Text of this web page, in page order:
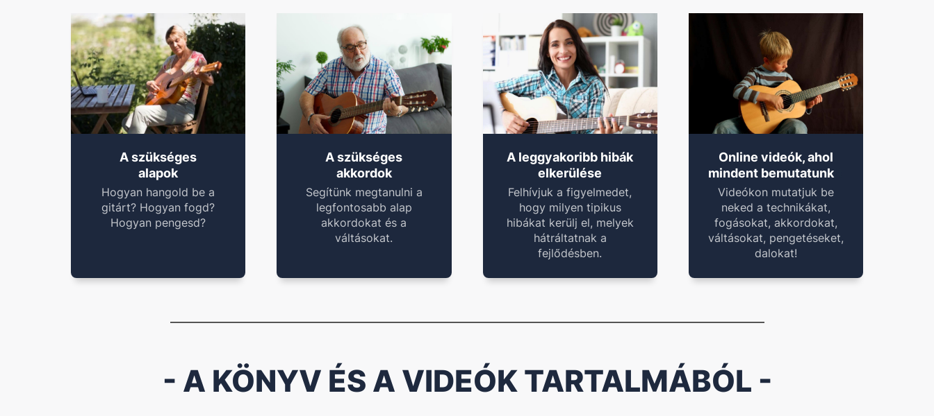
A szükséges
alapok
Hogyan hangold be a
gitárt? Hogyan fogd?
Hogyan pengesd?
A szükséges
akkordok
Segítünk megtanulni a
legfontosabb alap
akkordokat és a
váltásokat.
A leggyakoribb hibák
elkerülése
Felhívjuk a figyelmedet,
hogy milyen tipikus
hibákat kerülj el, melyek
hátráltatnak a
fejlődésben.
Online videók, ahol
mindent bemutatunk!
Videókon mutatjuk be
neked a technikákat,
fogásokat, akkordokat,
váltásokat, pengetéseket,
dalokat!
- A KÖNYV ÉS A VIDEÓK TARTALMÁBÓL -